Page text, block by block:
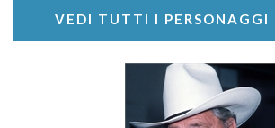
VEDI TUTTI I PERSONAGGI